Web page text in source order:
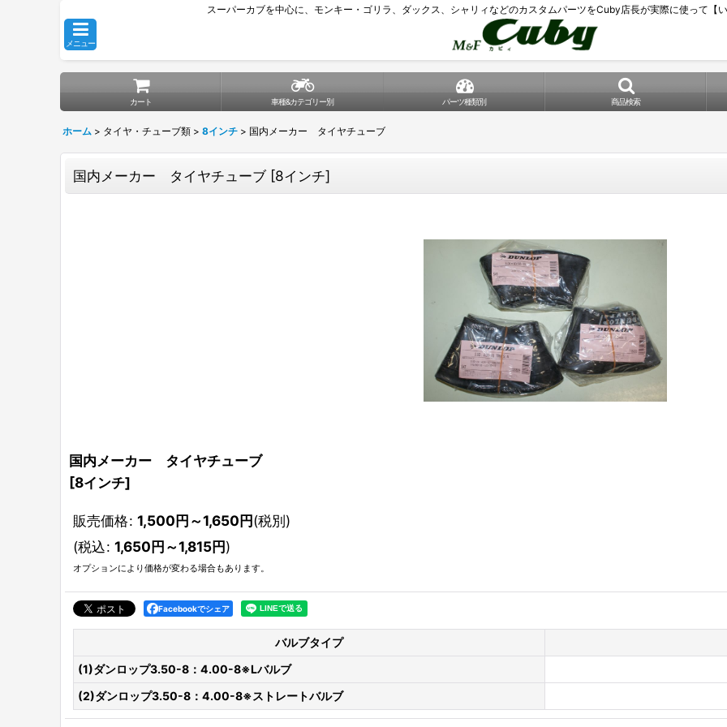
スーパーカブを中心に、モンキー・ゴリラ、ダックス、シャリィなどのカスタムパーツをCuby店長が実際に使って【
メニュー
カート 車種&カテゴリー別 パーツ種類別 商品検索
ホーム > タイヤ・チューブ類 > 8インチ > 国内メーカー タイヤチューブ
国内メーカー タイヤチューブ [8インチ]
国内メーカー タイヤチューブ
[8インチ]
販売価格: 1,500円～1,650円(税別)
(税込: 1,650円～1,815円)
オプションにより価格が変わる場合もあります。
Facebookでシェア
バルブタイプ
(1)ダンロップ3.50-8：4.00-8※Lバルブ
(2)ダンロップ3.50-8：4.00-8※ストレートバルブ